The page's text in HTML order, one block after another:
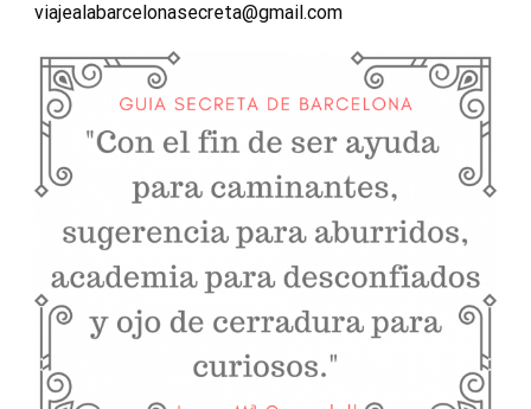
viajealabarcelonasecreta@gmail.com